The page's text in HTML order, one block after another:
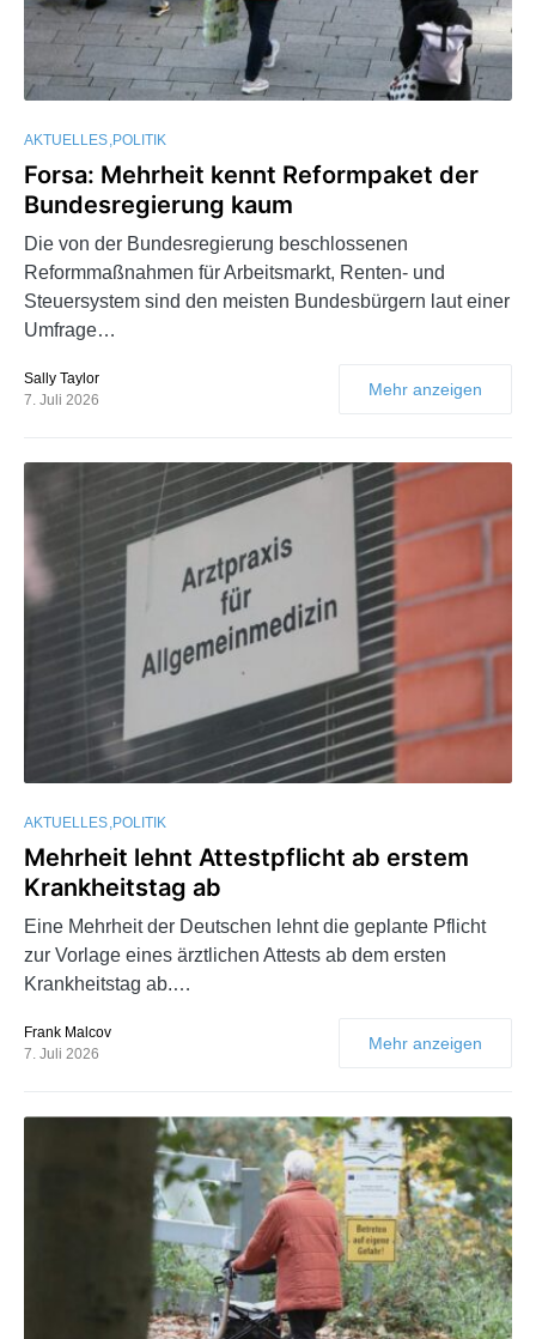
AKTUELLES POLITIK
Forsa: Mehrheit kennt Reformpaket der
Bundesregierung kaum
Die von der Bundesregierung beschlossenen
Reformmaßnahmen für Arbeitsmarkt, Renten- und
Steuersystem sind den meisten Bundesbürgern laut einer
Umfrage…
Sally Taylor
7. Juli 2026
Mehr anzeigen
AKTUELLES POLITIK
Mehrheit lehnt Attestpflicht ab erstem
Krankheitstag ab
Eine Mehrheit der Deutschen lehnt die geplante Pflicht
zur Vorlage eines ärztlichen Attests ab dem ersten
Krankheitstag ab.…
Frank Malcov
7. Juli 2026
Mehr anzeigen